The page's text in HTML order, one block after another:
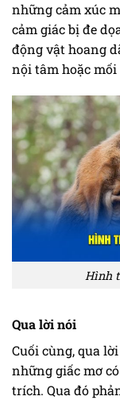
những cảm xúc
cảm giác bị đe
động vật hoang
nội tâm hoặc mối
Hình
Qua lời nói
Cuối cùng, qua
những giấc mơ
trích. Qua đó